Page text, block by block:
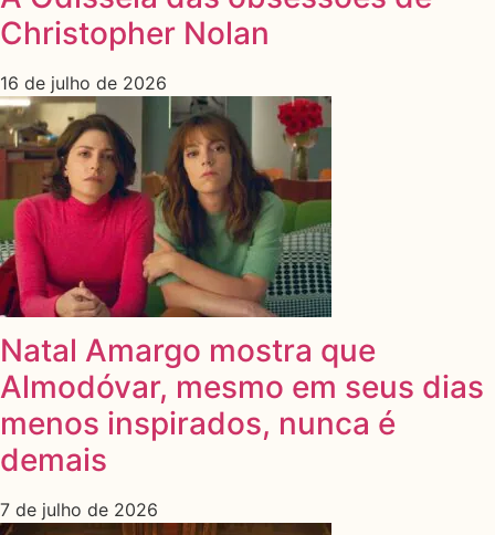
Christopher Nolan
16 de julho de 2026
Natal Amargo mostra que
Almodóvar, mesmo em seus dias
menos inspirados, nunca é
demais
7 de julho de 2026